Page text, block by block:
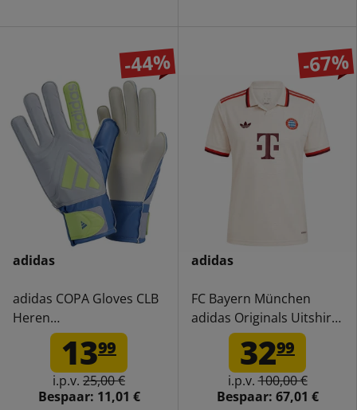
-44%
adidas
adidas COPA Gloves CLB
Heren
Keepershandschoenen
1399
i.p.v. 25,00 €
Bespaar: 11,01 €
-67%
adidas
FC Bayern München
adidas Originals Uitshirt
Dames IT2251
3299
i.p.v.100,00 €
Bespaar: 67,01 €